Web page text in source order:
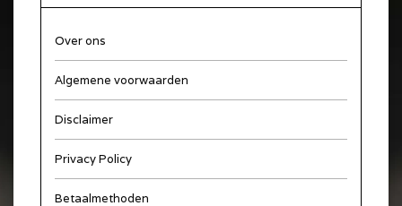
Over ons
Algemene voorwaarden
Disclaimer
Privacy Policy
Betaalmethoden